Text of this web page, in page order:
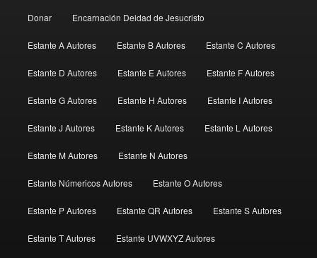
Donar Encarnación Deidad de Jesucristo
Estante A Autores Estante B Autores Estante C Autores
Estante D Autores Estante E Autores Estante F Autores
Estante G Autores Estante H Autores Estante I Autores
Estante J Autores Estante K Autores Estante L Autores
Estante M Autores Estante N Autores
Estante Númericos Autores Estante O Autores
Estante P Autores Estante QR Autores Estante S Autores
Estante T Autores Estante UVWXYZ Autores